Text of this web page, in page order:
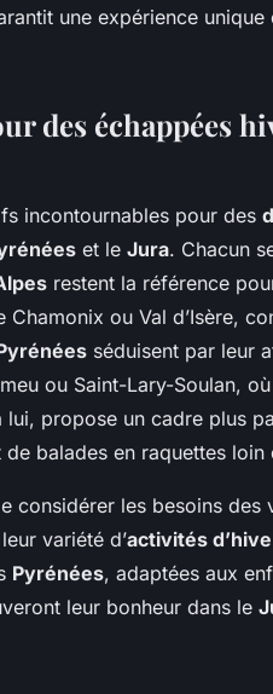
une expérience unique
des échappées
incontournables pour des
et le Jura. Chacun
restent la référence
ou Val d’Isère,
séduisent par leur
ou Saint-Lary-Soulan,
lui, propose un cadre plus
balades en raquettes loin
considérer les besoins des
variété d’activités
Pyrénées, adaptées aux
leur bonheur dans le